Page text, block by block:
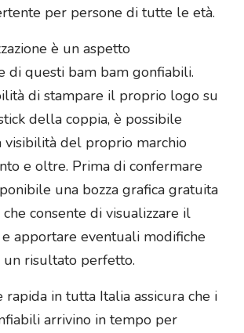
per persone di tutte le età.
è un aspetto
di questi bam bam gonfiabili.
di stampare il proprio logo su
della coppia, è possibile
visibilità del proprio marchio
e oltre. Prima di confermare
una bozza grafica gratuita
consente di visualizzare il
apportare eventuali modifiche
risultato perfetto.
rapida in tutta Italia assicura che i
arrivino in tempo per